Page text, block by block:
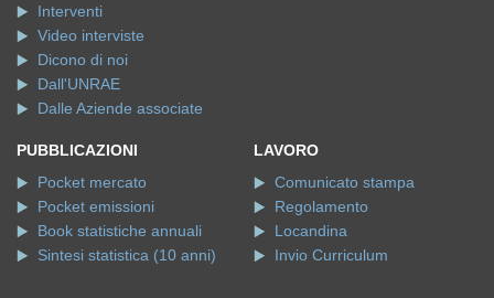
Interventi
Video interviste
Dicono di noi
Dall'UNRAE
Dalle Aziende associate
PUBBLICAZIONI
Pocket mercato
Pocket emissioni
Book statistiche annuali
Sintesi statistica (10 anni)
LAVORO
Comunicato stampa
Regolamento
Locandina
Invio Curriculum